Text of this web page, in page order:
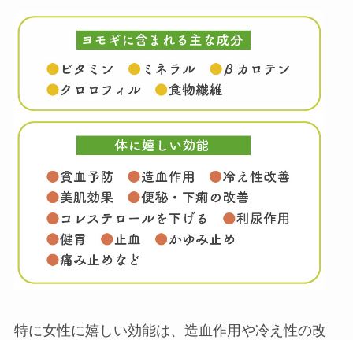
特に女性に嬉しい効能は、造血作用や冷え性の改